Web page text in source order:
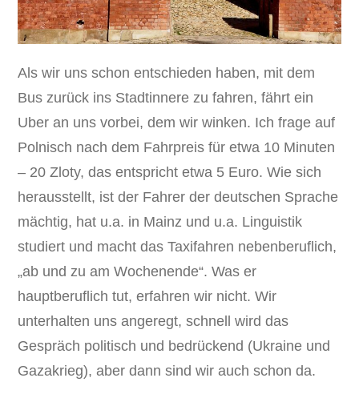
Als wir uns schon entschieden haben, mit dem
Bus zurück ins Stadtinnere zu fahren, fährt ein
Uber an uns vorbei, dem wir winken. Ich frage auf
Polnisch nach dem Fahrpreis für etwa 10 Minuten
– 20 Zloty, das entspricht etwa 5 Euro. Wie sich
herausstellt, ist der Fahrer der deutschen Sprache
mächtig, hat u.a. in Mainz und u.a. Linguistik
studiert und macht das Taxifahren nebenberuflich,
„ab und zu am Wochenende“. Was er
hauptberuflich tut, erfahren wir nicht. Wir
unterhalten uns angeregt, schnell wird das
Gespräch politisch und bedrückend (Ukraine und
Gazakrieg), aber dann sind wir auch schon da.